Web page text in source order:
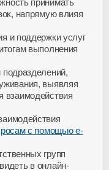
напрямую влияя
и поддержки услуг
выполнения
подразделений,
выявляя
взаимодействия
с помощью e-
групп
в онлайн-